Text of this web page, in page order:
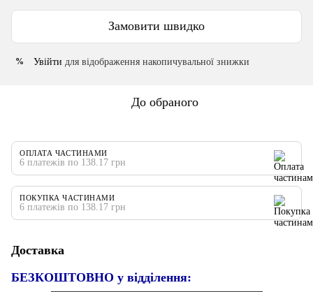
Замовити швидко
% Увійти для відображення накопичувальної знижки
До обраного
ОПЛАТА ЧАСТИНАМИ
6 платежів по 138.17 грн
ПОКУПКА ЧАСТИНАМИ
6 платежів по 138.17 грн
Доставка
БЕЗКОШТОВНО у відділення: